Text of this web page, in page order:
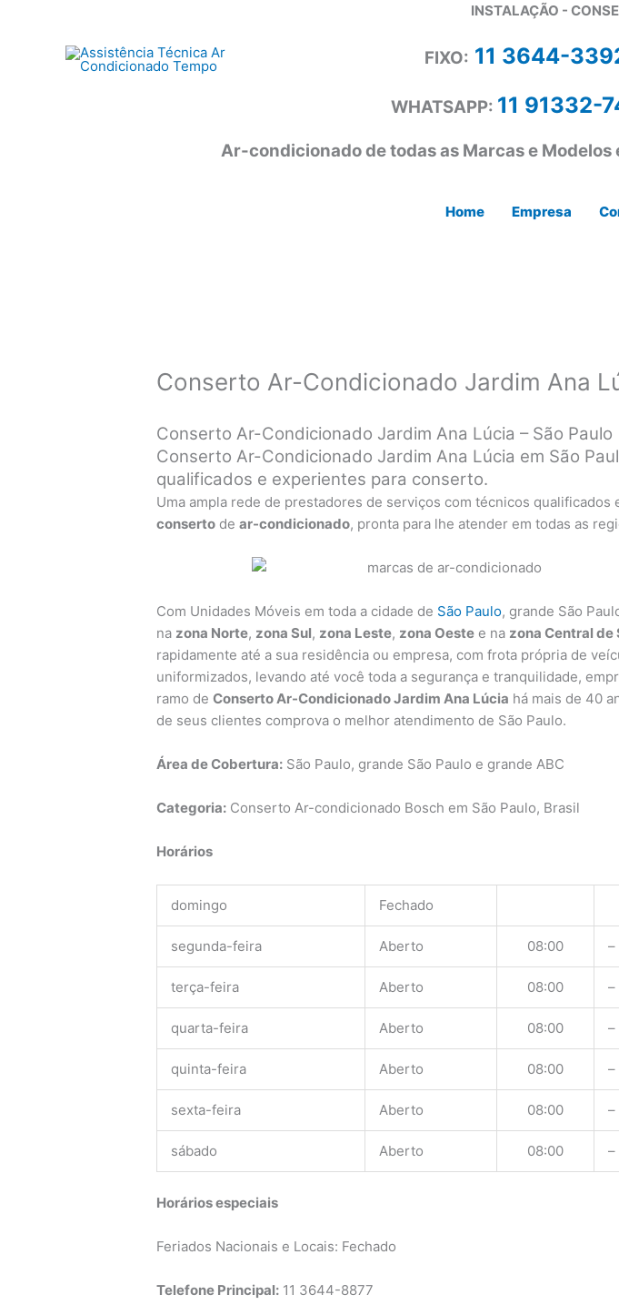
INSTALAÇÃO -
FIXO: 11 3644-
WHATSAPP: 11 91332-
Ar-condicionado de todas as Marcas e Modelos
Home Empresa
Conserto Ar-Condicionado Jardim Ana
Conserto Ar-Condicionado Jardim Ana Lúcia – São Paulo
Conserto Ar-Condicionado Jardim Ana Lúcia em São
qualificados e experientes para conserto.
Uma ampla rede de prestadores de serviços com técnicos qualificados
conserto dear-condicionado, pronta para lhe atender em todas as
Com Unidades Móveis em toda a cidade de São Paulo, grande São
na zona Norte, zona Sul, zona Leste, zona Oeste e na zona Central de
rapidamente até a sua residência ou empresa, com frota própria de
uniformizados, levando até você toda a segurança e tranquilidade,
ramo deConserto Ar-Condicionado Jardim Ana Lúcia há mais de 40
de seus clientes comprova o melhor atendimento de São Paulo.
Área de Cobertura: São Paulo, grande São Paulo e grande ABC
Categoria: Conserto Ar-condicionado Bosch em São Paulo, Brasil
Horários
domingo Fechado
segunda-feira Aberto 08:00 –
terça-feira Aberto 08:00 –
quarta-feira Aberto 08:00 –
quinta-feira Aberto 08:00 –
sexta-feira Aberto 08:00 –
sábado Aberto 08:00 –
Horários especiais
Feriados Nacionais e Locais: Fechado
Telefone Principal: 11 3644-8877